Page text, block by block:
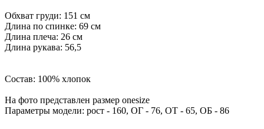
Обхват груди: 151 см
Длина по спинке: 69 см
Длина плеча: 26 см
Длина рукава: 56,5
Состав: 100% хлопок
На фото представлен размер onesize
Параметры модели: рост - 160, ОГ - 76, ОТ - 65, ОБ - 86